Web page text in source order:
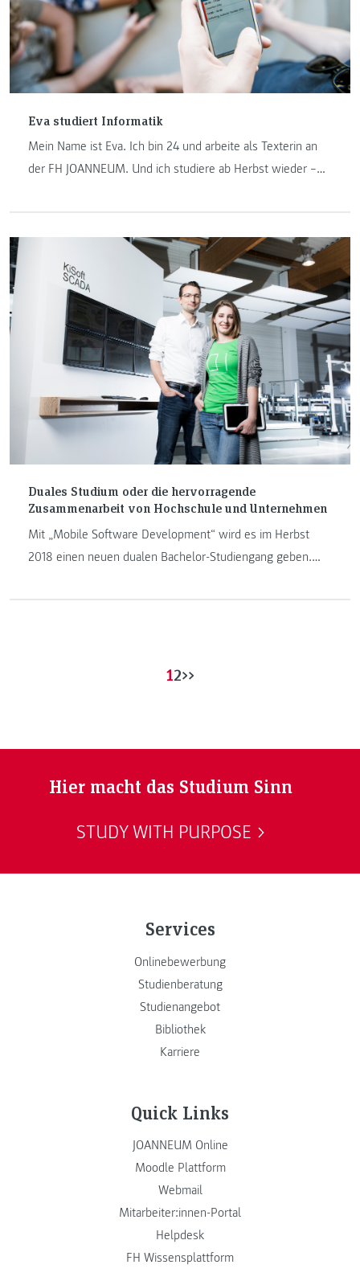
Eva studiert Informatik
Mein Name ist Eva. Ich bin 24 und arbeite als Texterin an
der FH JOANNEUM. Und ich studiere ab Herbst wieder –
Duales Studium oder die hervorragende
Zusammenarbeit von Hochschule und Unternehmen
Mit „Mobile Software Development“ wird es im Herbst
2018 einen neuen dualen Bachelor-Studiengang geben.
12>>
Hier macht das Studium Sinn
STUDY WITH PURPOSE
Services
Onlinebewerbung
Studienberatung
Studienangebot
Bibliothek
Karriere
Quick Links
JOANNEUM Online
Moodle Plattform
Webmail
Mitarbeiter:innen-Portal
Helpdesk
FH Wissensplattform